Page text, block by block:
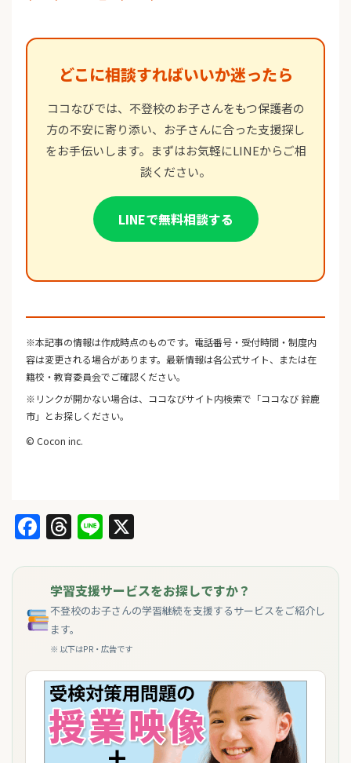
どこに相談すればいいか迷ったら
ココなびでは、不登校のお子さんをもつ保護者の
方の不安に寄り添い、お子さんに合った支援探し
をお手伝いします。まずはお気軽にLINEからご相
談ください。
LINEで無料相談する
※本記事の情報は作成時点のものです。電話番号・受付時間・制度内
容は変更される場合があります。最新情報は各公式サイト、または在
籍校・教育委員会でご確認ください。
※リンクが開かない場合は、ココなびサイト内検索で「ココなび 鈴鹿
市」とお探しください。
© Cocon inc.
Facebook
Threads
Line
学習支援サービスをお探しですか？
不登校のお子さんの学習継続を支援するサービスをご紹介し
ます。
※ 以下はPR・広告です